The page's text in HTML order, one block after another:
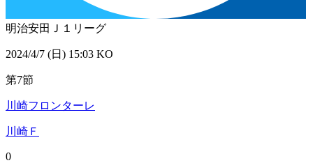
明治安田Ｊ１リーグ
2024/4/7 (日) 15:03 KO
第7節
川崎フロンターレ
川崎Ｆ
0